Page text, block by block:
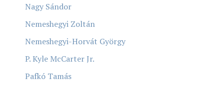
Nagy Sándor
Nemeshegyi Zoltán
Nemeshegyi-Horvát György
P. Kyle McCarter Jr.
Pafkó Tamás